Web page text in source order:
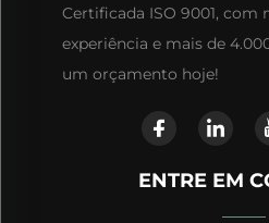
Certificada ISO 9001, com
experiência e mais de
um orçamento hoje!
ENTRE EM